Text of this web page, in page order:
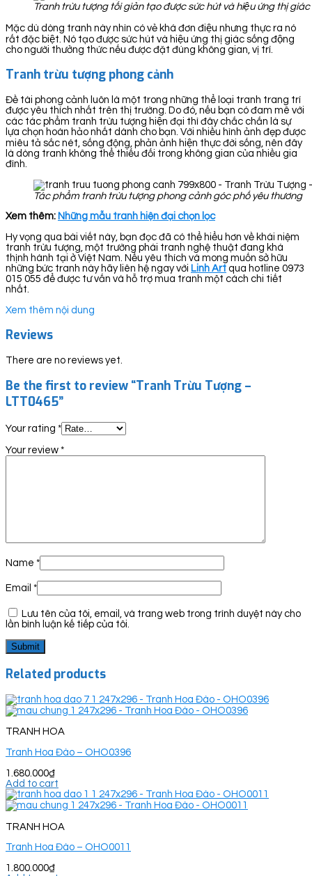
Tranh trừu tượng tối giản tạo được sức hút và hiệu ứng thị
Mặc dù dòng tranh này nhìn có vẻ khá đơn điệu nhưng thực ra nó
rất đặc biệt. Nó tạo được sức hút và hiệu ứng thị giác sống động
cho người thưởng thức nếu được đặt đúng không gian, vị trí.
Tranh trừu tượng phong cảnh
Đề tài phong cảnh luôn là một trong những thể loại tranh trang trí
được yêu thích nhất trên thị trường. Do đó, nếu bạn có đam mê với
các tác phẩm tranh trừu tượng hiện đại thì đây chắc chắn là sự
lựa chọn hoàn hảo nhất dành cho bạn. Với nhiều hình ảnh đẹp được
miêu tả sắc nét, sống động, phản ảnh hiện thực đời sống, nên đây
là dòng tranh không thể thiếu đối trong không gian của nhiều gia
đình.
Tác phẩm tranh trừu tượng phong cảnh góc phố yêu thương
Xem thêm: Những mẫu tranh hiện đại chọn lọc
Hy vọng qua bài viết này, bạn đọc đã có thể hiểu hơn về khái niệm
tranh trừu tượng, một trường phái tranh nghệ thuật đang khá
thịnh hành tại ở Việt Nam. Nếu yêu thích và mong muốn sở hữu
những bức tranh này hãy liên hệ ngay với Linh Art qua hotline 0973
015 055 để được tư vấn và hỗ trợ mua tranh một cách chi tiết
nhất.
Xem thêm nội dung
Reviews
There are no reviews yet.
Be the first to review “Tranh Trừu Tượng –
LTT0465”
Your rating *
Your review *
Name *
Email *
Lưu tên của tôi, email, và trang web trong trình duyệt này cho
lần bình luận kế tiếp của tôi.
Related products
TRANH HOA
Tranh Hoa Đào – OHO0396
1.680.000₫
Add to cart
TRANH HOA
Tranh Hoa Đào – OHO0011
1.800.000₫